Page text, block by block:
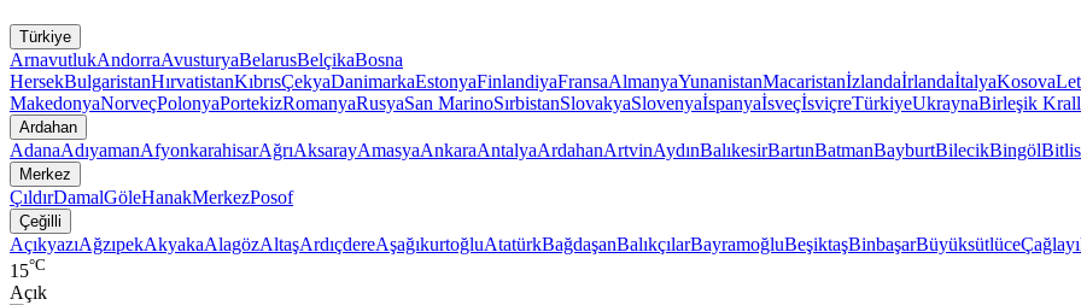
Türkiye
ArnavutlukAndorraAvusturyaBelarusBelçikaBosna
HersekBulgaristanHırvatistanKıbrısÇekyaDanimarkaEstonyaFinlandiyaFransaAlmanyaYunanistanMacaristanİzlandaİrlandaİtalyaKosova
MakedonyaNorveçPolonyaPortekizRomanyaRusyaSan MarinoSırbistanSlovakyaSlovenyaİspanyaİsveçİsviçreTürkiyeUkraynaBirleşik
Ardahan
AdanaAdıyamanAfyonkarahisarAğrıAksarayAmasyaAnkaraAntalyaArdahanArtvinAydınBalıkesirBartınBatmanBayburtBilecikBingölBitlis
Merkez
ÇıldırDamalGöleHanakMerkezPosof
Çeğilli
AçıkyazıAğzıpekAkyakaAlagözAltaşArdıçdereAşağıkurtoğluAtatürkBağdaşanBalıkçılarBayramoğluBeşiktaşBinbaşarBüyüksütlüce
15°C
Açık